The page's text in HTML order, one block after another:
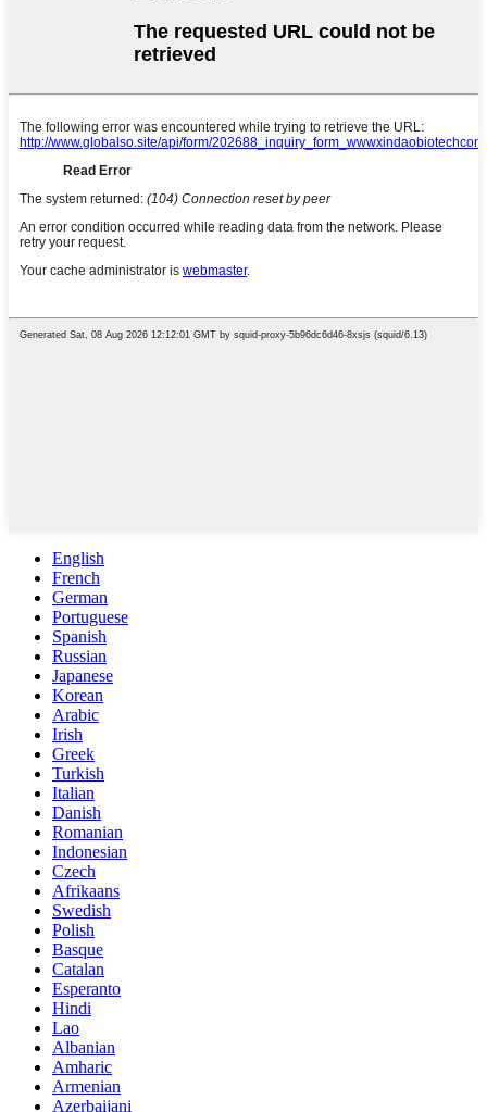
English
French
German
Portuguese
Spanish
Russian
Japanese
Korean
Arabic
Irish
Greek
Turkish
Italian
Danish
Romanian
Indonesian
Czech
Afrikaans
Swedish
Polish
Basque
Catalan
Esperanto
Hindi
Lao
Albanian
Amharic
Armenian
Azerbaijani